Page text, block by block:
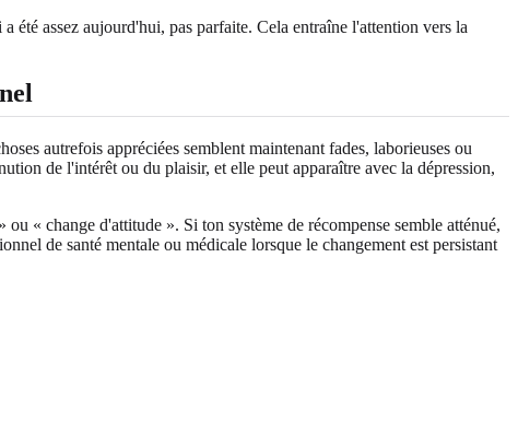
été assez aujourd'hui, pas parfaite. Cela entraîne l'attention vers la
autrefois appréciées semblent maintenant fades, laborieuses ou
de l'intérêt ou du plaisir, et elle peut apparaître avec la dépression,
« change d'attitude ». Si ton système de récompense semble atténué,
de santé mentale ou médicale lorsque le changement est persistant